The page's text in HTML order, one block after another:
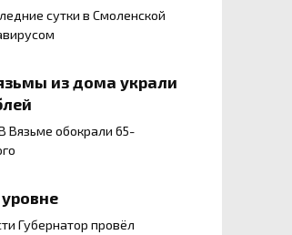
сутки в Смоленской
из дома украли
Вязьме обокрали 65-
Губернатор провёл